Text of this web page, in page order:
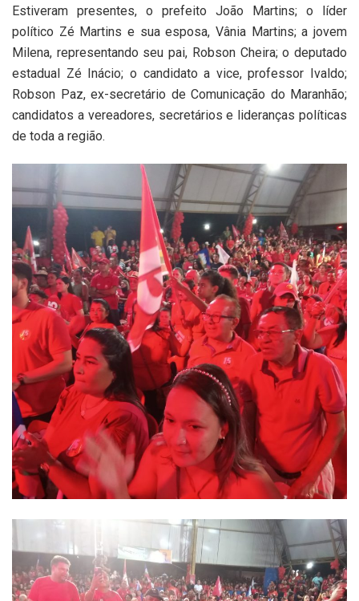
Estiveram presentes, o prefeito João Martins; o líder
político Zé Martins e sua esposa, Vânia Martins; a jovem
Milena, representando seu pai, Robson Cheira; o deputado
estadual Zé Inácio; o candidato a vice, professor Ivaldo;
Robson Paz, ex-secretário de Comunicação do Maranhão;
candidatos a vereadores, secretários e lideranças políticas
de toda a região.